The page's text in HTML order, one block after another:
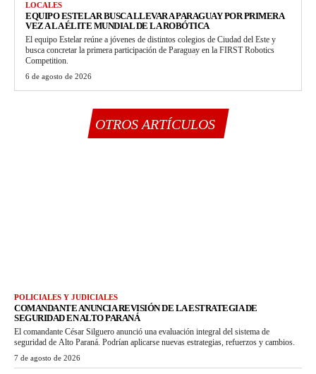
LOCALES
EQUIPO ESTELAR BUSCA LLEVAR A PARAGUAY POR PRIMERA
VEZ A LA ÉLITE MUNDIAL DE LA ROBÓTICA
El equipo Estelar reúne a jóvenes de distintos colegios de Ciudad del Este y
busca concretar la primera participación de Paraguay en la FIRST Robotics
Competition.
6 de agosto de 2026
OTROS ARTÍCULOS
POLICIALES Y JUDICIALES
COMANDANTE ANUNCIA REVISIÓN DE LA ESTRATEGIA DE
SEGURIDAD EN ALTO PARANÁ
El comandante César Silguero anunció una evaluación integral del sistema de
seguridad de Alto Paraná. Podrían aplicarse nuevas estrategias, refuerzos y cambios.
7 de agosto de 2026